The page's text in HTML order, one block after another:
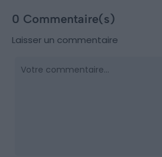
0 Commentaire(s)
Laisser un commentaire